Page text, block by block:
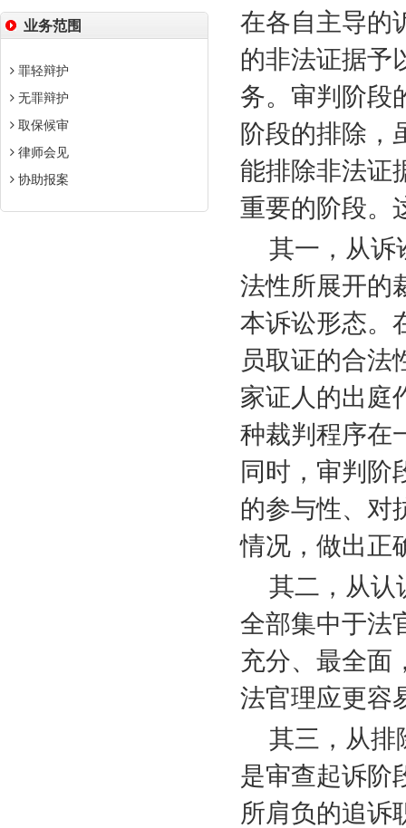
业务范围
罪轻辩护
无罪辩护
取保候审
律师会见
协助报案
在各自主导的
的非法证据予
务。审判阶段
阶段的排除，
能排除非法证
重要的阶段。
其一，从诉
法性所展开的
本诉讼形态。
员取证的合法
家证人的出庭
种裁判程序在
同时，审判阶
的参与性、对
情况，做出正
其二，从认
全部集中于法
充分、最全面
法官理应更容
其三，从排
是审查起诉阶
所肩负的追诉